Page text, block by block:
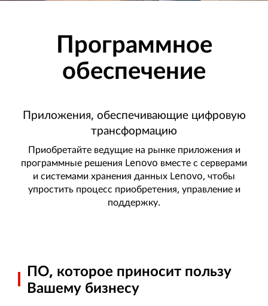
Программное
обеспечение
Приложения, обеспечивающие цифровую
трансформацию
Приобретайте ведущие на рынке приложения и
программные решения Lenovo вместе с серверами
и системами хранения данных Lenovo, чтобы
упростить процесс приобретения, управление и
поддержку.
ПО, которое приносит пользу
Вашему бизнесу